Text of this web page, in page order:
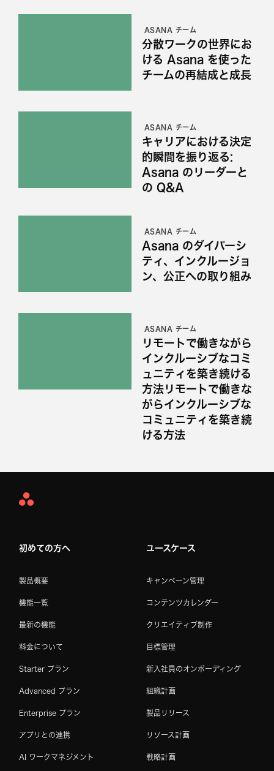
ASANA チーム
分散ワークの世界にお
ける Asana を使った
チームの再結成と成長
ASANA チーム
キャリアにおける決定
的瞬間を振り返る:
Asana のリーダーと
の Q&A
ASANA チーム
Asana のダイバーシ
ティ、インクルージョ
ン、公正への取り組み
ASANA チーム
リモートで働きながら
インクルーシブなコミ
ュニティを築き続ける
方法リモートで働きな
がらインクルーシブな
コミュニティを築き続
ける方法
Asana
初めての方へ
製品概要
機能一覧
最新の機能
料金について
Starter プラン
Advanced プラン
Enterprise プラン
アプリとの連携
AI ワークマネジメント
ユースケース
キャンペーン管理
コンテンツカレンダー
クリエイティブ制作
目標管理
新入社員のオンボーディング
組織計画
製品リリース
リソース計画
戦略計画